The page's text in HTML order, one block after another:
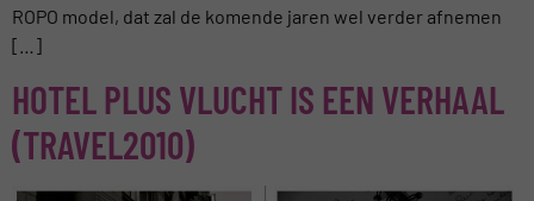
ROPO model, dat zal de komende jaren wel verder afnemen
[…]
HOTEL PLUS VLUCHT IS EEN VERHAAL
(TRAVEL2010)